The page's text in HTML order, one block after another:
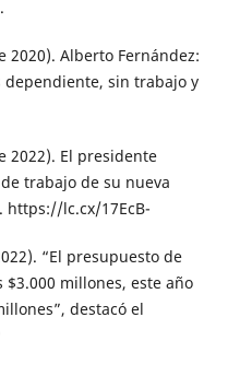
2020). Alberto Fernández:
sin trabajo y
2022). El presidente
trabajo de su nueva
https://lc.cx/17EcB-
“El presupuesto de
$3.000 millones, este año
destacó el